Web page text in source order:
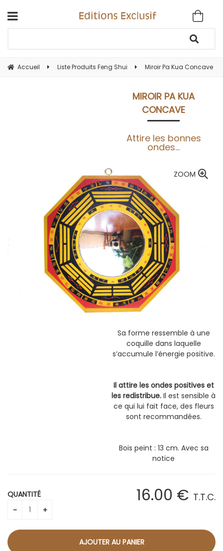
Accueil Liste Produits Feng Shui Miroir Pa Kua Concave
MIROIR PA KUA
CONCAVE
Attire les bonnes
ondes...
ZOOM
Sa forme ressemble à une
coquille dans laquelle
s’accumule l’énergie positive.
Il attire les ondes positives et
les redistribue. Il est sensible à
ce qui lui fait face, des fleurs
sont recommandées.
Bois peint : 13 cm. Avec sa
notice
16.00 € T.T.C.
QUANTITÉ